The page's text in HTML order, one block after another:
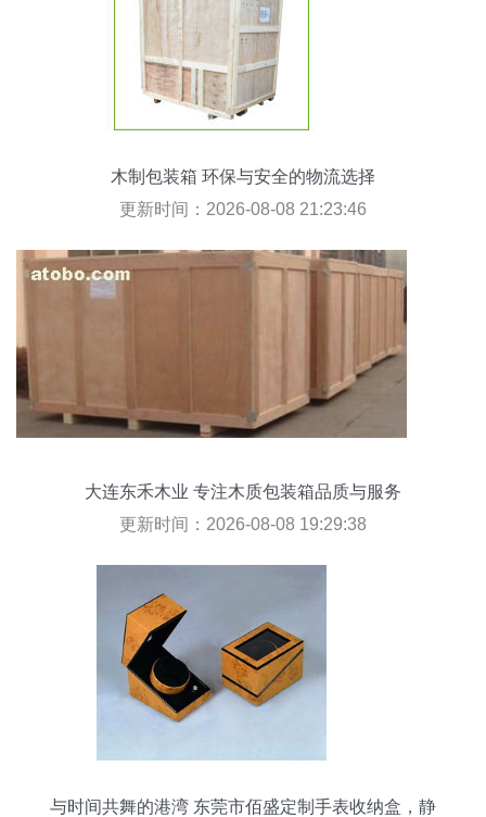
木制包装箱 环保与安全的物流选择
更新时间：2026-08-08 21:23:46
大连东禾木业 专注木质包装箱品质与服务
更新时间：2026-08-08 19:29:38
与时间共舞的港湾 东莞市佰盛定制手表收纳盒，静